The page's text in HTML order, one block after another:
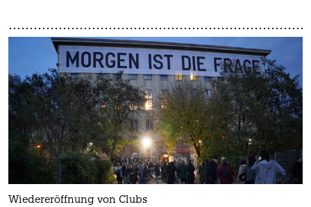
Wiedereröffnung von Clubs